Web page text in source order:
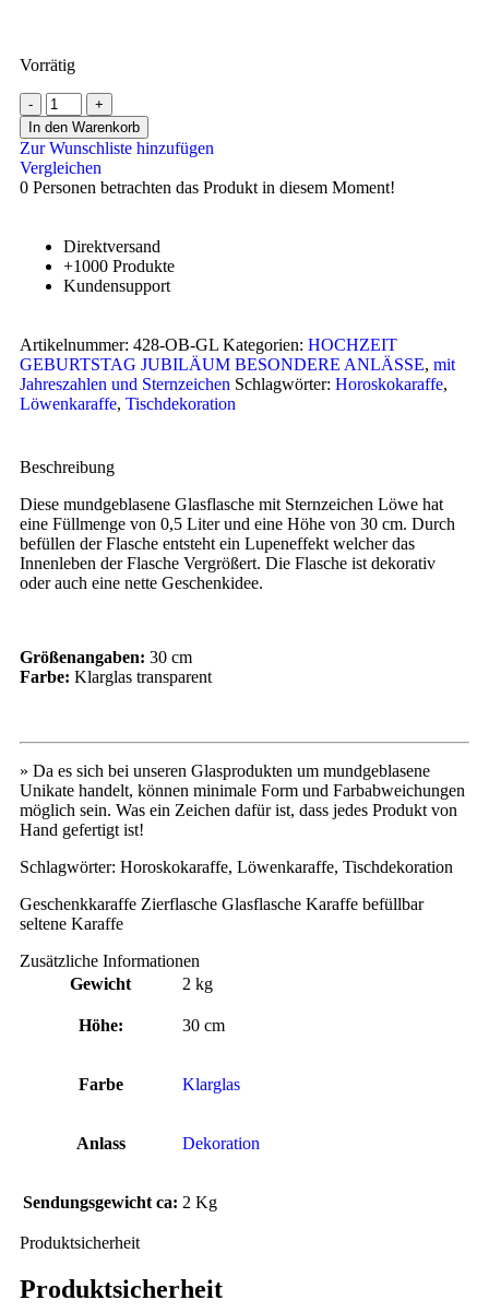
Vorrätig
In den Warenkorb
Zur Wunschliste hinzufügen
Vergleichen
0 Personen betrachten das Produkt in diesem Moment!
Direktversand
+1000 Produkte
Kundensupport
Artikelnummer: 428-OB-GL Kategorien: HOCHZEIT
GEBURTSTAG JUBILÄUM BESONDERE ANLÄSSE, mit
Jahreszahlen und Sternzeichen Schlagwörter: Horoskokaraffe,
Löwenkaraffe, Tischdekoration
Beschreibung
Diese mundgeblasene Glasflasche mit Sternzeichen Löwe hat
eine Füllmenge von 0,5 Liter und eine Höhe von 30 cm. Durch
befüllen der Flasche entsteht ein Lupeneffekt welcher das
Innenleben der Flasche Vergrößert. Die Flasche ist dekorativ
oder auch eine nette Geschenkidee.
Größenangaben: 30 cm
Farbe: Klarglas transparent
» Da es sich bei unseren Glasprodukten um mundgeblasene
Unikate handelt, können minimale Form und Farbabweichungen
möglich sein. Was ein Zeichen dafür ist, dass jedes Produkt von
Hand gefertigt ist!
Schlagwörter: Horoskokaraffe, Löwenkaraffe, Tischdekoration
Geschenkkaraffe Zierflasche Glasflasche Karaffe befüllbar
seltene Karaffe
Zusätzliche Informationen
Gewicht
2 kg
Höhe: 30 cm
Farbe Klarglas
Anlass Dekoration
Sendungsgewicht ca: 2 Kg
Produktsicherheit
Produktsicherheit